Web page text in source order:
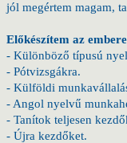
jól megértem magam,
Előkészítem az
- Különböző típusú
- Pótvizsgákra.
- Külföldi
- Angol nyelvű
- Tanítok teljesen
- Újra kezdőket.